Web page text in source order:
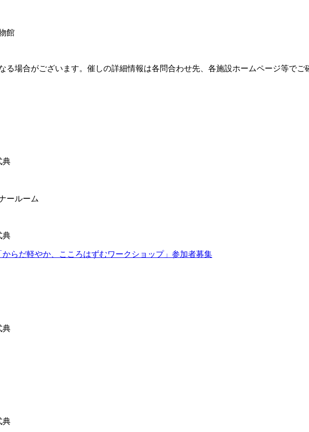
館
場合がございます。催しの詳細情報は各問合わせ先、各施設ホームページ等でご
典
ールーム
典
からだ軽やか、こころはずむワークショップ」参加者募集
典
典